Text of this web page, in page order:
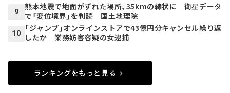
9
熊本地震で地面がずれた場所、35kmの線状に 衛星データ
で「変位境界」を判読 国土地理院
10
「ジャンプ」オンラインストアで43億円分キャンセル繰り返
したか 業務妨害容疑の女逮捕
ランキングをもっと見る